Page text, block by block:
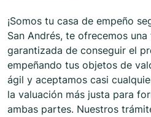
¡Somos tu casa de empeño
San Andrés, te ofrecemos
garantizada de conseguir el
empeñando tus objetos de
ágil y aceptamos casi
la valuación más justa para
ambas partes. Nuestros